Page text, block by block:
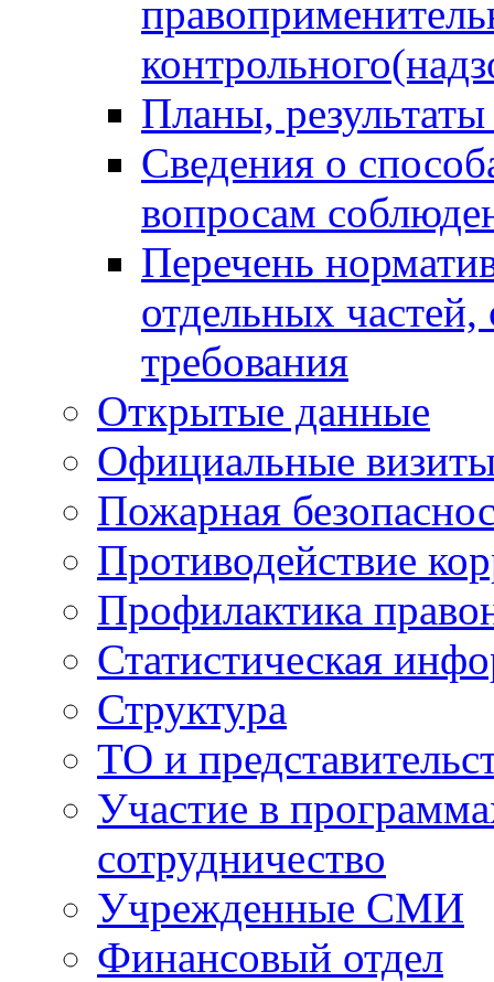
Планы,
Сведения о
вопросам
Перечень
отдельных
требования
Открытые данные
Официальные
Пожарная
Противодействие
Профилактика
Статистическая
Структура
ТО и
Участие в
сотрудничество
Учрежденные СМИ
Финансовый отдел